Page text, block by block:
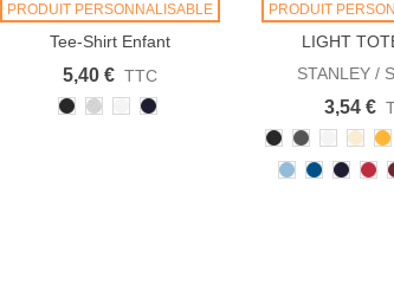
PRODUIT PERSONNALISABLE
Tee-Shirt Enfant
Personnalisable
5,40 € TTC
Noir Heather
BlancFrench
PRODUIT
LIGHT
STANLEY /
3,54 €
NoirAnthracite
Blanc
SkyRoyalFrench